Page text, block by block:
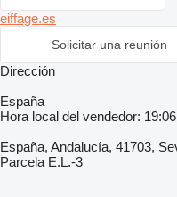
eiffage.es
Solicitar una reunión
Dirección
España
Hora local del vendedor:
España, Andalucía, 41703,
Parcela E.L.-3